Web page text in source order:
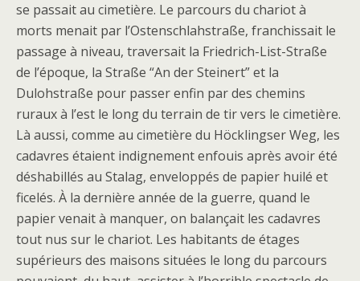
se passait au cimetière. Le parcours du chariot à
morts menait par l’Ostenschlahstraße, franchissait le
passage à niveau, traversait la Friedrich-List-Straße
de l’époque, la Straße “An der Steinert” et la
Dulohstraße pour passer enfin par des chemins
ruraux à l’est le long du terrain de tir vers le cimetière.
Là aussi, comme au cimetière du Höcklingser Weg, les
cadavres étaient indignement enfouis après avoir été
déshabillés au Stalag, enveloppés de papier huilé et
ficelés. À la dernière année de la guerre, quand le
papier venait à manquer, on balançait les cadavres
tout nus sur le chariot. Les habitants de étages
supérieurs des maisons situées le long du parcours